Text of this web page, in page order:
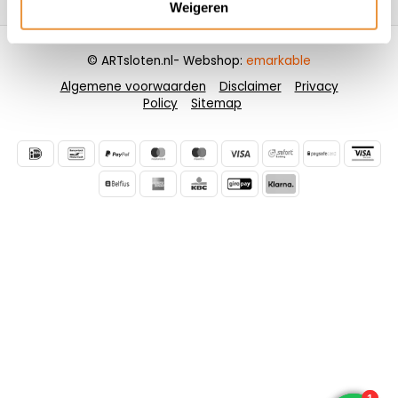
Weigeren
Algemene voorwaarden Disclaimer
Privacy
Policy
Sitemap
© ARTsloten.nl- Webshop: emarkable